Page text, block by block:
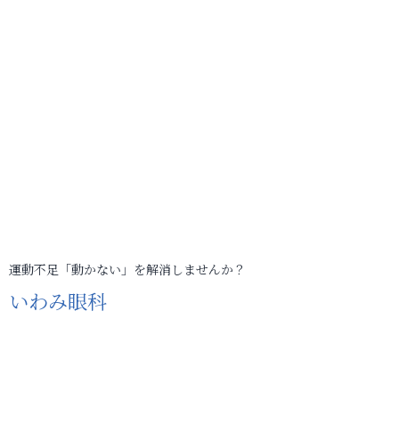
運動不足「動かない」を解消しませんか？
いわみ眼科